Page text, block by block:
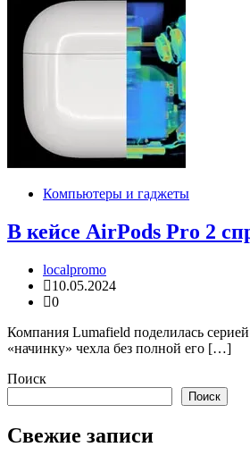
Компьютеры и гаджеты
В кейсе AirPods Pro 2
localpromo
10.05.2024
0
Компания Lumafield поделилась
«начинку» чехла без полной его […]
Поиск
Поиск
Свежие записи